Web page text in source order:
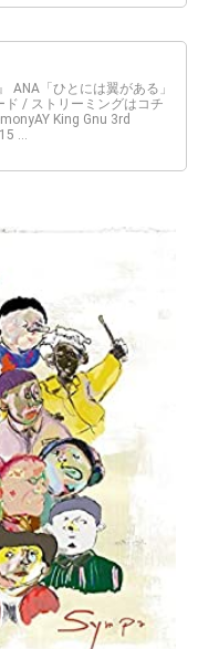
ANA「ひとには翼がある」
/ ストリーミングはコチ
King Gnu 3rd
...